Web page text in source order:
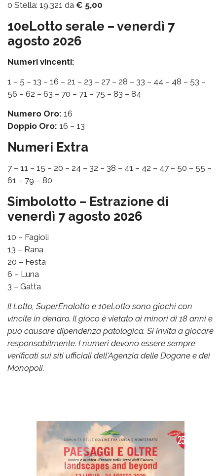
0 Stella: 19.321 da € 5,00
10eLotto serale – venerdì 7
agosto 2026
Numeri vincenti:
1 – 5 – 13 – 16 – 21 – 23 – 27 – 28 – 33 – 44 – 48 – 53 –
56 – 62 – 63 – 70 – 71 – 75 – 83 – 84
Numero Oro: 16
Doppio Oro: 16 – 13
Numeri Extra
7 – 11 – 15 – 20 – 24 – 32 – 38 – 41 – 42 – 47 – 50 – 55 –
61 – 79 – 80
Simbolotto – Estrazione di
venerdì 7 agosto 2026
10 – Fagioli
13 – Rana
20 – Festa
6 – Luna
3 – Gatta
Il Lotto, SuperEnalotto e 10eLotto sono giochi con
vincite in denaro. Il gioco è vietato ai minori di 18 anni e
può causare dipendenza patologica. Si invita a giocare
responsabilmente. I numeri devono essere sempre
verificati sui siti ufficiali dell'Agenzia delle Dogane e dei
Monopoli.